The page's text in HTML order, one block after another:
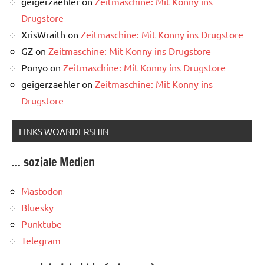
Drugstore
XrisWraith on Zeitmaschine: Mit Konny ins Drugstore
GZ on Zeitmaschine: Mit Konny ins Drugstore
Ponyo on Zeitmaschine: Mit Konny ins Drugstore
geigerzaehler on Zeitmaschine: Mit Konny ins
Drugstore
LINKS WOANDERSHIN
... soziale Medien
Mastodon
Bluesky
Punktube
Telegram